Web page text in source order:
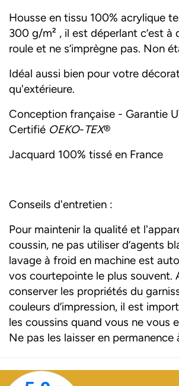
Housse en tissu 100% acrylique
300 g/m² , il est déperlant c’est à
roule et ne s’imprègne pas. Non
Idéal aussi bien pour votre
qu'extérieure.
Conception française - Garantie
Certifié OEKO-TEX®
Jacquard 100% tissé en France
Conseils d'entretien :
Pour maintenir la qualité et
coussin, ne pas utiliser d’agents
lavage à froid en machine est
vos courtepointe le plus souvent.
conserver les propriétés du
couleurs d’impression, il est
les coussins quand vous ne vous
Ne pas les laisser en permanence